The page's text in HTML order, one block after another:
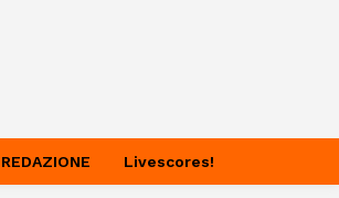
REDAZIONE Livescores!